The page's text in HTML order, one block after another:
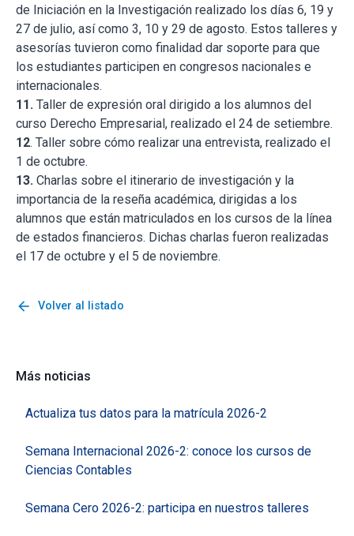
de Iniciación en la Investigación realizado los días 6, 19 y
27 de julio, así como 3, 10 y 29 de agosto. Estos talleres y
asesorías tuvieron como finalidad dar soporte para que
los estudiantes participen en congresos nacionales e
internacionales.
11. Taller de expresión oral dirigido a los alumnos del
curso Derecho Empresarial, realizado el 24 de setiembre.
12. Taller sobre cómo realizar una entrevista, realizado el
1 de octubre.
13. Charlas sobre el itinerario de investigación y la
importancia de la reseña académica, dirigidas a los
alumnos que están matriculados en los cursos de la línea
de estados financieros. Dichas charlas fueron realizadas
el 17 de octubre y el 5 de noviembre.
arrow_back Volver al listado
Más noticias
Actualiza tus datos para la matrícula 2026-2
Semana Internacional 2026-2: conoce los cursos de
Ciencias Contables
Semana Cero 2026-2: participa en nuestros talleres